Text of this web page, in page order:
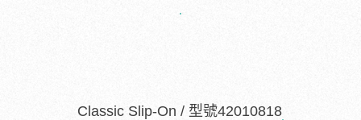
Classic Slip-On / 型號42010818